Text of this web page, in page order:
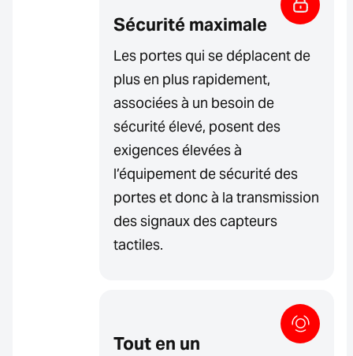
Sécurité maximale
Les portes qui se déplacent de
plus en plus rapidement,
associées à un besoin de
sécurité élevé, posent des
exigences élevées à
l’équipement de sécurité des
portes et donc à la transmission
des signaux des capteurs
tactiles.
Tout en un